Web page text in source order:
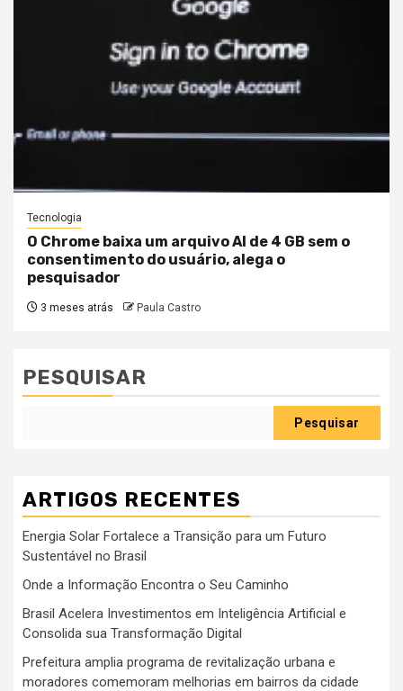
Tecnologia
O Chrome baixa um arquivo AI de 4 GB sem o
consentimento do usuário, alega o
pesquisador
3 meses atrás Paula Castro
PESQUISAR
Pesquisar
ARTIGOS RECENTES
Energia Solar Fortalece a Transição para um Futuro
Sustentável no Brasil
Onde a Informação Encontra o Seu Caminho
Brasil Acelera Investimentos em Inteligência Artificial e
Consolida sua Transformação Digital
Prefeitura amplia programa de revitalização urbana e
moradores comemoram melhorias em bairros da cidade